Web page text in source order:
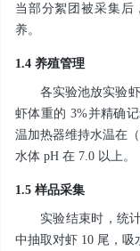
当部分絮团被采集后
养。
1.4 养殖管理
各实验池放实验
虾体重的 3%并精确
温加热器维持水温在
水体 pH 在 7.0 以上。
1.5 样品采集
实验结束时，统
中抽取对虾 10 尾，吸